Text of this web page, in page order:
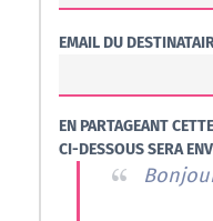
EMAIL DU
EN PARTAGEANT
CI-DESSOUS SERA